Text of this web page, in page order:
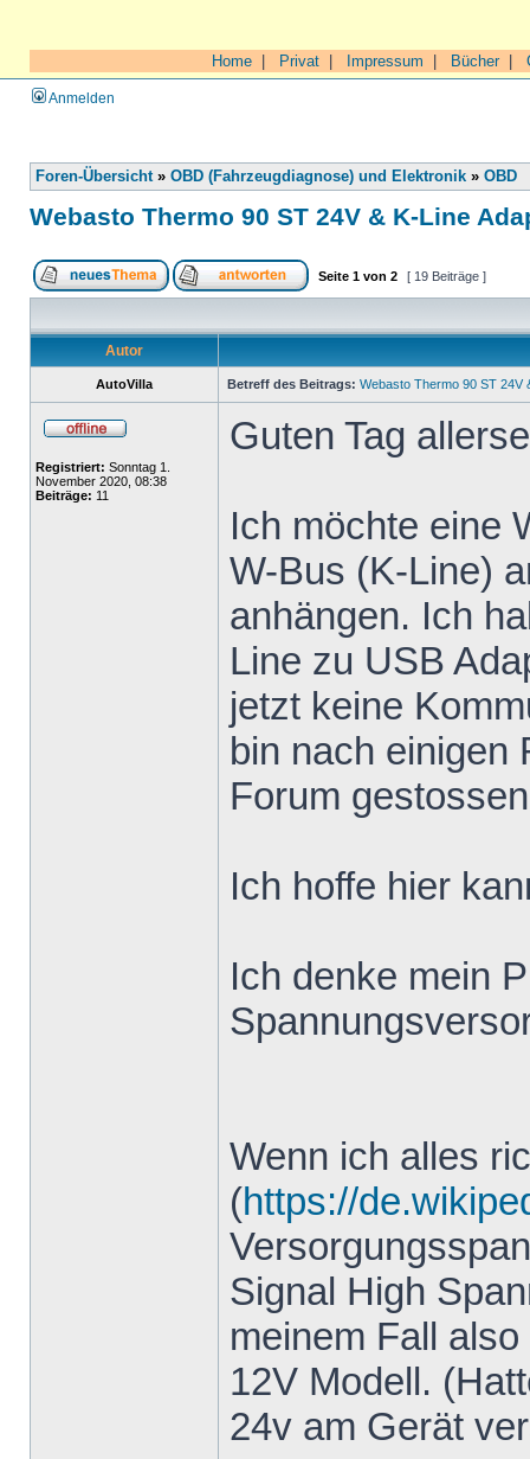
Home Privat Impressum Bücher|
Anmelden
Foren-Übersicht» OBD (Fahrzeugdiagnose) und Elektronik » OBD
Webasto Thermo 90 ST 24V & K-Line
Seite 1 von 2 [ 19 Beiträge ]
Autor
AutoVilla Betreff des Beitrags: Webasto Thermo 90 ST 24V
Registriert: Sonntag 1.
November 2020, 08:38
Beiträge: 11
Guten Tag
Ich möchte eine
W-Bus (K-Line)
anhängen. Ich
Line zu USB
jetzt keine
bin nach einigen
Forum
Ich hoffe hier
Ich denke mein
Wenn ich alles
(https://
Signal High
meinem Fall
12V Modell.
24v am Gerät